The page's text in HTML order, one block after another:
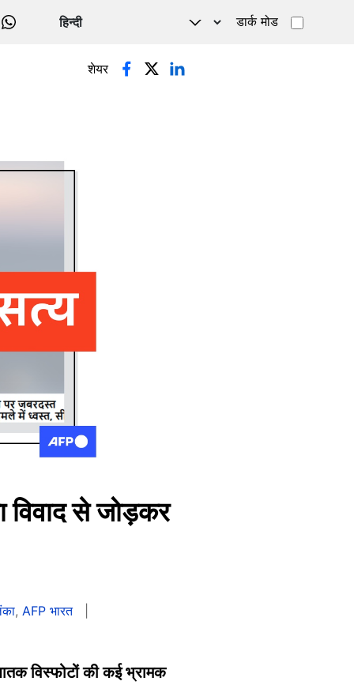
WHATSAPP
डार्क मोड
शेयर
विवाद से जोड़कर
, AFP भारत
विस्फोटों की कई भ्रामक